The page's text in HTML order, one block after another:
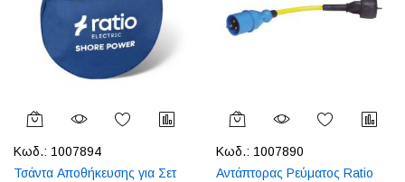
Κωδ.: 1007894
Τσάντα Αποθήκευσης για Σετ
Κωδ.: 1007890
Αντάπτορας Ρεύματος Ratio